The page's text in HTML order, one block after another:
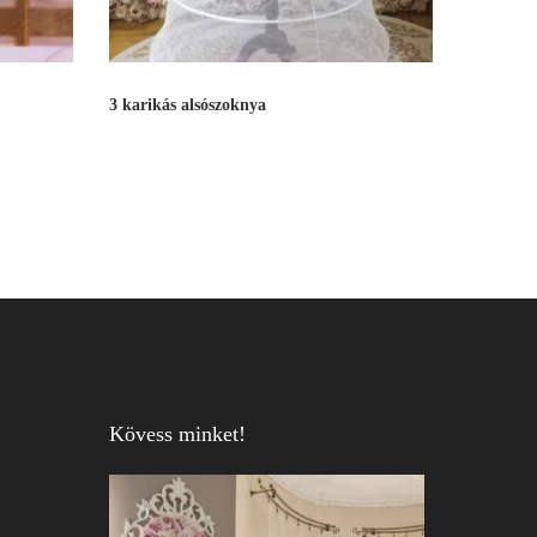
3 karikás alsószoknya
Kövess minket!